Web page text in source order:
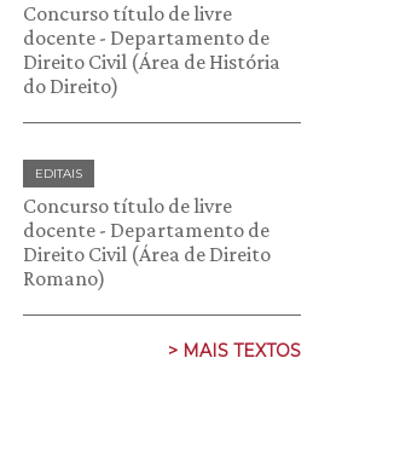
Concurso título de livre
docente - Departamento de
Direito Civil (Área de História
do Direito)
EDITAIS
Concurso título de livre
docente - Departamento de
Direito Civil (Área de Direito
Romano)
> MAIS TEXTOS